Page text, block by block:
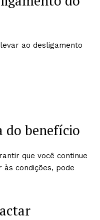
ao desligamento
do benefício
que você continue
às condições, pode